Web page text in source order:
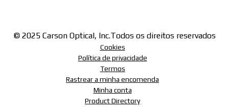
© 2025 Carson Optical, Inc.Todos os direitos reservados
Cookies
Política de privacidade
Termos
Rastrear a minha encomenda
Minha conta
Product Directory